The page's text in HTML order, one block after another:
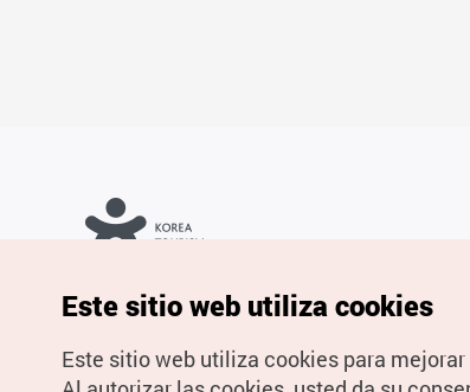
derechos reservados.
Para informes de errores y cuestiones relacionadas con el sitio
spanish@knto.or.kr
Este sitio web utiliza cookies
Este sitio web utiliza cookies para